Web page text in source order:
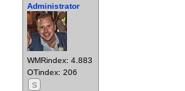
Administrator
WMRindex: 4.883
OTindex: 206
S